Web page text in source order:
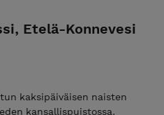
Etelä-Konnevesi
kaksipäiväisen naisten
kansallispuistossa.